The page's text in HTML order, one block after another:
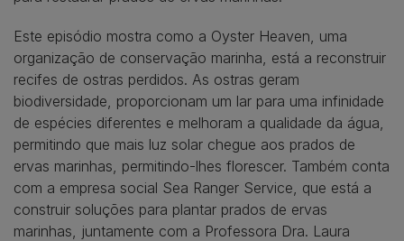
Este episódio mostra como a Oyster Heaven, uma
organização de conservação marinha, está a reconstruir
recifes de ostras perdidos. As ostras geram
biodiversidade, proporcionam um lar para uma infinidade
de espécies diferentes e melhoram a qualidade da água,
permitindo que mais luz solar chegue aos prados de
ervas marinhas, permitindo-lhes florescer. Também conta
com a empresa social Sea Ranger Service, que está a
construir soluções para plantar prados de ervas
marinhas, juntamente com a Professora Dra. Laura